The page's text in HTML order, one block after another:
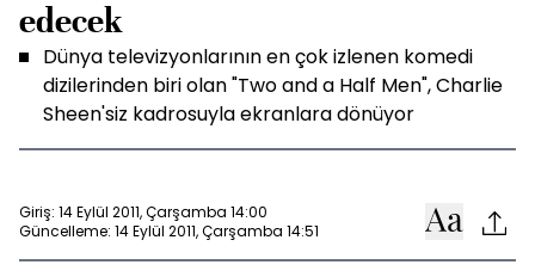
edecek
Dünya televizyonlarının en çok izlenen komedi
dizilerinden biri olan "Two and a Half Men", Charlie
Sheen'siz kadrosuyla ekranlara dönüyor
Giriş: 14 Eylül 2011, Çarşamba 14:00
Güncelleme: 14 Eylül 2011, Çarşamba 14:51